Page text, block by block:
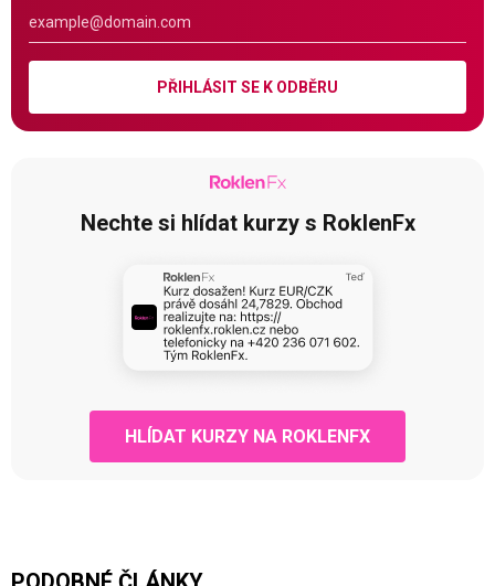
PŘIHLÁSIT SE K ODBĚRU
Nechte si hlídat kurzy s RoklenFx
HLÍDAT KURZY NA ROKLENFX